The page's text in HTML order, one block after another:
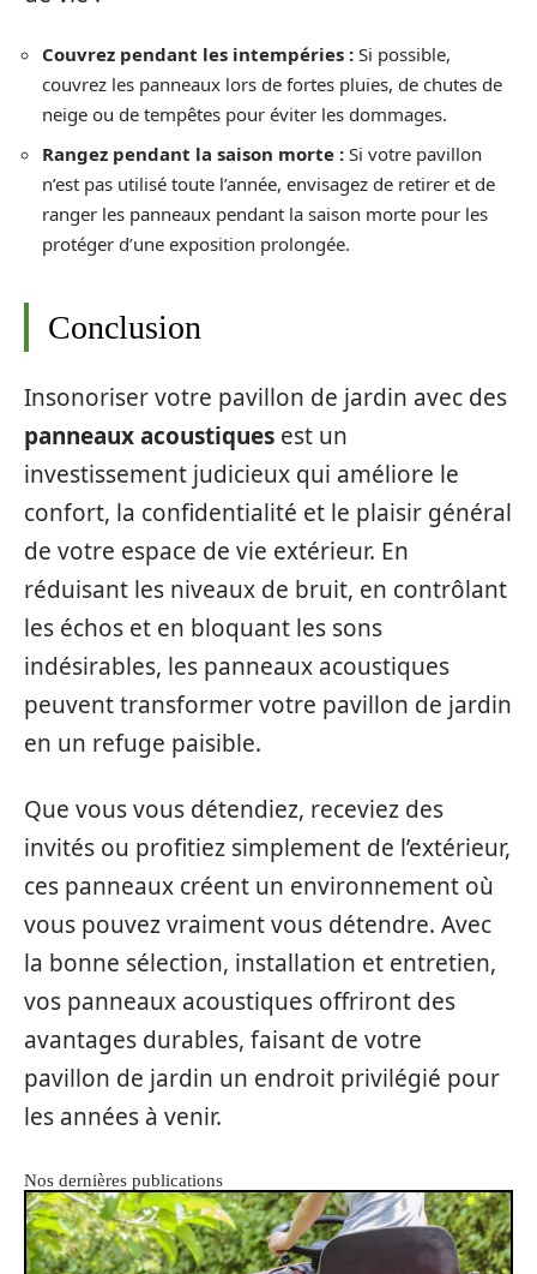
Couvrez pendant les intempéries : Si possible,
couvrez les panneaux lors de fortes pluies, de chutes de
neige ou de tempêtes pour éviter les dommages.
Rangez pendant la saison morte : Si votre pavillon
n’est pas utilisé toute l’année, envisagez de retirer et de
ranger les panneaux pendant la saison morte pour les
protéger d’une exposition prolongée.
Conclusion
Insonoriser votre pavillon de jardin avec des
panneaux acoustiques est un
investissement judicieux qui améliore le
confort, la confidentialité et le plaisir général
de votre espace de vie extérieur. En
réduisant les niveaux de bruit, en contrôlant
les échos et en bloquant les sons
indésirables, les panneaux acoustiques
peuvent transformer votre pavillon de jardin
en un refuge paisible.
Que vous vous détendiez, receviez des
invités ou profitiez simplement de l’extérieur,
ces panneaux créent un environnement où
vous pouvez vraiment vous détendre. Avec
la bonne sélection, installation et entretien,
vos panneaux acoustiques offriront des
avantages durables, faisant de votre
pavillon de jardin un endroit privilégié pour
les années à venir.
Nos dernières publications